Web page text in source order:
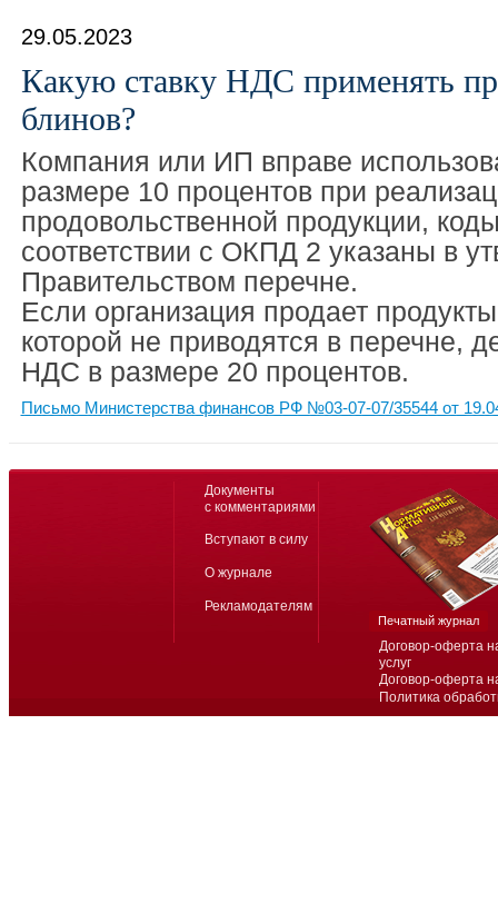
29.05.2023
Какую ставку НДС применять
блинов?
Компания или ИП вправе
размере 10 процентов при
продовольственной продукции,
соответствии с ОКПД 2 указаны в
Правительством перечне.
Если организация продает
которой не приводятся в перечне,
НДС в размере 20 процентов.
Письмо Министерства финансов РФ №03-07-07/35544 от
Договор-оферта
услуг
Договор-оферта
Политика
Документы
с комментариями
Вступают в силу
О журнале
Рекламодателям
Печатный журнал